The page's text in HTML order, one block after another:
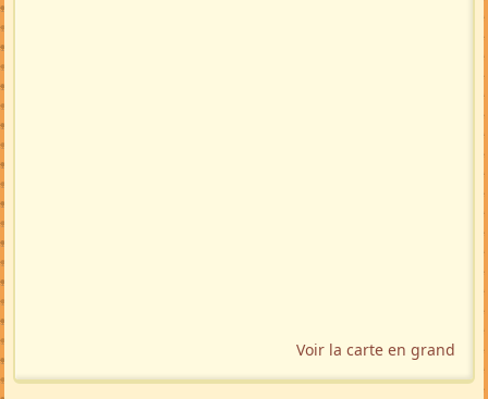
Voir la carte en grand